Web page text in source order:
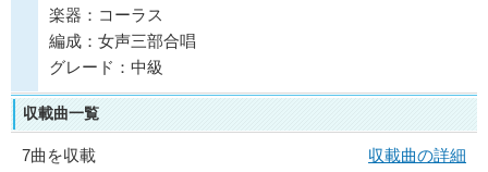
楽器：コーラス
編成：女声三部合唱
グレード：中級
収載曲一覧
7曲を収載
収載曲の詳細